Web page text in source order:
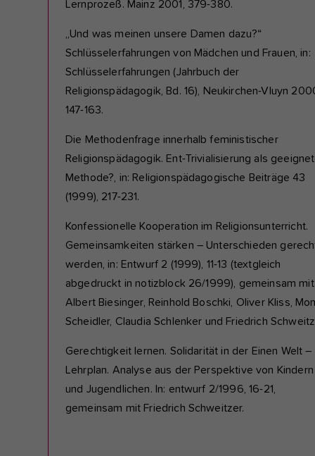
Lernprozeß. Mainz 2001, 379-380.
„Und was meinen unsere Damen dazu?“
Schlüsselerfahrungen von Mädchen und Frauen, in:
Schlüsselerfahrungen (Jahrbuch der
Religionspädagogik, Bd. 16), Neukirchen-Vluyn
147-163.
Die Methodenfrage innerhalb feministischer
Religionspädagogik. Ent-Trivialisierung als
Methode?, in: Religionspädagogische Beiträge 43
(1999), 217-231.
Konfessionelle Kooperation im Religionsunterricht.
Gemeinsamkeiten stärken – Unterschieden
werden, in: Entwurf 2 (1999), 11-13 (textgleich
abgedruckt in notizblock 26/1999), gemeinsam mit
Albert Biesinger, Reinhold Boschki, Oliver Kliss,
Scheidler, Claudia Schlenker und Friedrich
Gerechtigkeit lernen. Solidarität in der Einen Welt –
Lehrplan. Analyse aus der Perspektive von Kindern
und Jugendlichen. In: entwurf 2/1996, 16-21,
gemeinsam mit Friedrich Schweitzer.